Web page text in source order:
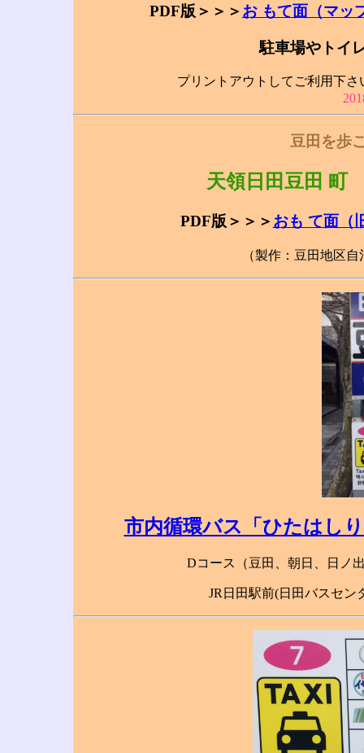
PDF版＞＞＞ お もて面（マッ
駐車場やトイ
プリントアウトしてご利用下
豆田を歩
天領日田豆田 町
PDF版＞＞＞ おも て面（
（製作：豆田地区
市内循環バス「ひたはし
Dコース（豆田、朝日、日
JR日田駅前(日田バスセン